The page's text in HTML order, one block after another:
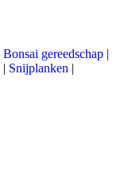
Bonsai gereedschap |
| Snijplanken |